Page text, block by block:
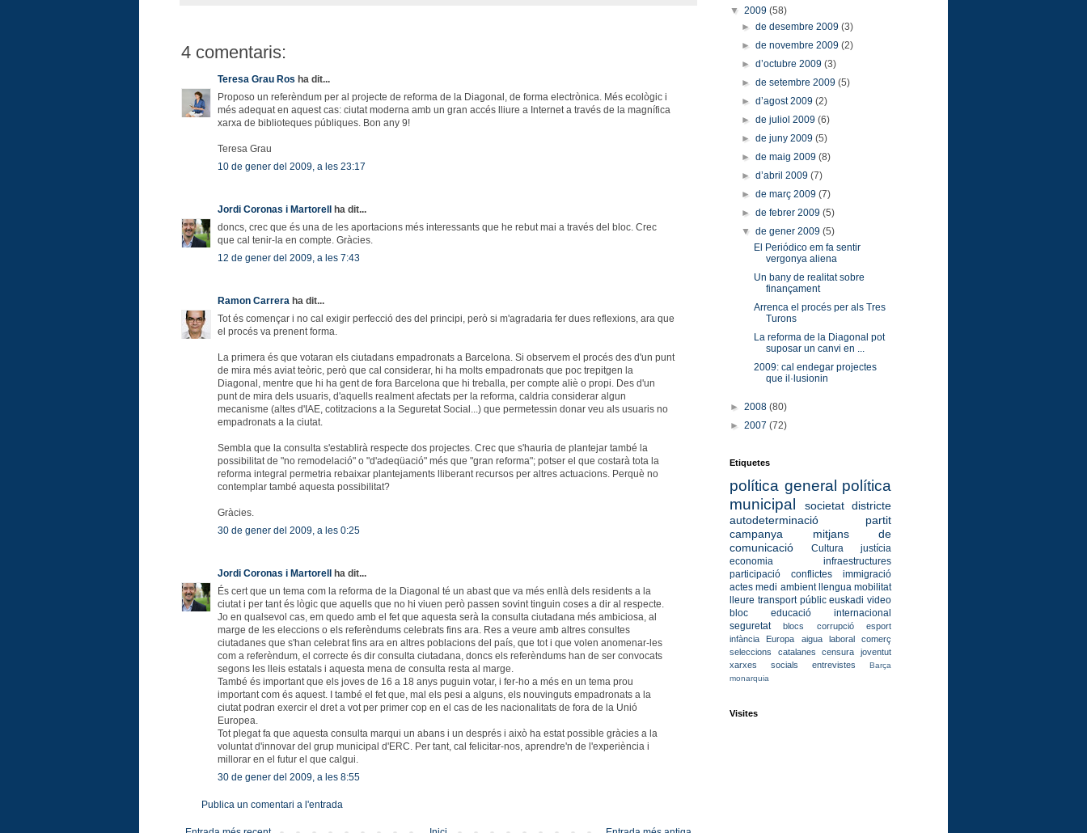
4 comentaris:
Teresa Grau Ros ha dit...
Proposo un referèndum per al projecte de reforma de la Diagonal, de forma electrònica. Més ecològic i
més adequat en aquest cas: ciutat moderna amb un gran accés lliure a Internet a través de la magnífica
xarxa de biblioteques públiques. Bon any 9!
Teresa Grau
10 de gener del 2009, a les 23:17
Jordi Coronas i Martorell
ha dit...
doncs, crec que és una de les aportacions més interessants que he rebut mai a través del bloc. Crec
que cal tenir-la en compte. Gràcies.
12 de gener del 2009, a les 7:43
Ramon Carrera ha dit...
Tot és començar i no cal exigir perfecció des del principi, però si m'agradaria fer dues reflexions, ara que
el procés va prenent forma.
La primera és que votaran els ciutadans empadronats a Barcelona. Si observem el procés des d'un punt
de mira més aviat teòric, però que cal considerar, hi ha molts empadronats que poc trepitgen la
Diagonal, mentre que hi ha gent de fora Barcelona que hi treballa, per compte aliè o propi. Des d'un
punt de mira dels usuaris, d'aquells realment afectats per la reforma, caldria considerar algun
mecanisme (altes d'IAE, cotitzacions a la Seguretat Social...) que permetessin donar veu als usuaris no
empadronats a la ciutat.
Sembla que la consulta s'establirà respecte dos projectes. Crec que s'hauria de plantejar també la
possibilitat de "no remodelació" o "d'adeqüació" més que "gran reforma"; potser el que costarà tota la
reforma integral permetria rebaixar plantejaments lliberant recursos per altres actuacions. Perquè no
contemplar també aquesta possibilitat?
Gràcies.
30 de gener del 2009, a les 0:25
Jordi Coronas i Martorell
ha dit...
És cert que un tema com la reforma de la Diagonal té un abast que va més enllà dels residents a la
ciutat i per tant és lògic que aquells que no hi viuen però passen sovint tinguin coses a dir al respecte.
Jo en qualsevol cas, em quedo amb el fet que aquesta serà la consulta ciutadana més ambiciosa, al
marge de les eleccions o els referèndums celebrats fins ara. Res a veure amb altres consultes
ciutadanes que s'han celebrat fins ara en altres poblacions del país, que tot i que volen anomenar-les
com a referèndum, el correcte és dir consulta ciutadana, doncs els referèndums han de ser convocats
segons les lleis estatals i aquesta mena de consulta resta al marge.
També és important que els joves de 16 a 18 anys puguin votar, i fer-ho a més en un tema prou
important com és aquest. I també el fet que, mal els pesi a alguns, els nouvinguts empadronats a la
ciutat podran exercir el dret a vot per primer cop en el cas de les nacionalitats de fora de la Unió
Europea.
Tot plegat fa que aquesta consulta marqui un abans i un després i això ha estat possible gràcies a la
voluntat d'innovar del grup municipal d'ERC. Per tant, cal felicitar-nos, aprendre'n de l'experiència i
millorar en el futur el que calgui.
30 de gener del 2009, a les 8:55
Publica un comentari a l'entrada
▼ 2009 (58)
►de desembre 2009(3)
►de novembre 2009(2)
►d’octubre 2009(3)
►de setembre 2009(5)
►d’agost 2009(2)
►de juliol 2009(6)
►de juny 2009(5)
►de maig 2009(8)
►d’abril 2009(7)
►de març 2009(7)
►de febrer 2009(5)
▼de gener 2009(5)
El Periódico em fa sentir
vergonya aliena
Un bany de realitat sobre
finançament
Arrenca el procés per als Tres
Turons
La reforma de la Diagonal pot
suposar un canvi en ...
2009: cal endegar projectes
que il·lusionin
► 2008 (80)
► 2007 (72)
Etiquetes
política general política
municipal
societat districte
autodeterminació
partit
campanya
mitjans de
comunicació
Cultura
justícia
economia
infraestructures
participació
conflictes
immigració
actes medi ambient llengua mobilitat
lleure transport públic euskadi video
bloc
educació
internacional
seguretat
blocs corrupció
esport
infància
Europa aigua laboral
comerç
seleccions catalanes
censura
joventut
xarxes socials
entrevistes
Barça
monarquia
Visites